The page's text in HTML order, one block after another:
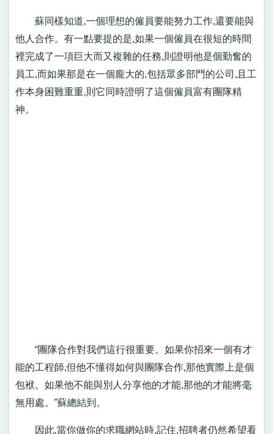
蘇同樣知道,一個理想的僱員要能努力工作,還要能與
他人合作。有一點要提的是,如果一個僱員在很短的時間
裡完成了一項巨大而又複雜的任務,則證明他是個勤奮的
員工,而如果那是在一個龐大的,包括眾多部門的公司,且工
作本身困難重重,則它同時證明了這個僱員富有團隊精
神。
“團隊合作對我們這行很重要。如果你招來一個有才
能的工程師,但他不懂得如何與團隊合作,那他實際上是個
包袱。如果他不能與別人分享他的才能,那他的才能將毫
無用處。”蘇總結到。
因此,當你做你的求職網站時,記住,招聘者仍然希望看